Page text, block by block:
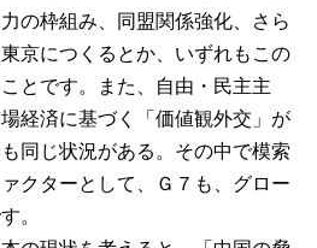
の枠組み、同盟関係強化、さら
京につくるとか、いずれもこの
とです。また、自由・民主主
経済に基づく「価値観外交」が
同じ状況がある。その中で模索
クターとして、Ｇ７も、グロー
。